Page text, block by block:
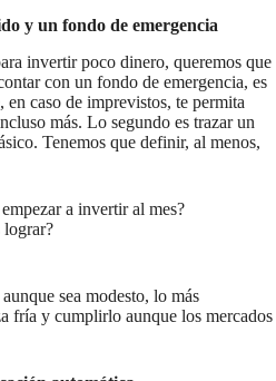
y un fondo de emergencia
invertir poco dinero, queremos que
con un fondo de emergencia, es
caso de imprevistos, te permita
más. Lo segundo es trazar un
Tenemos que definir, al menos,
a invertir al mes?
lograr?
sea modesto, lo más
fría y cumplirlo aunque los mercados